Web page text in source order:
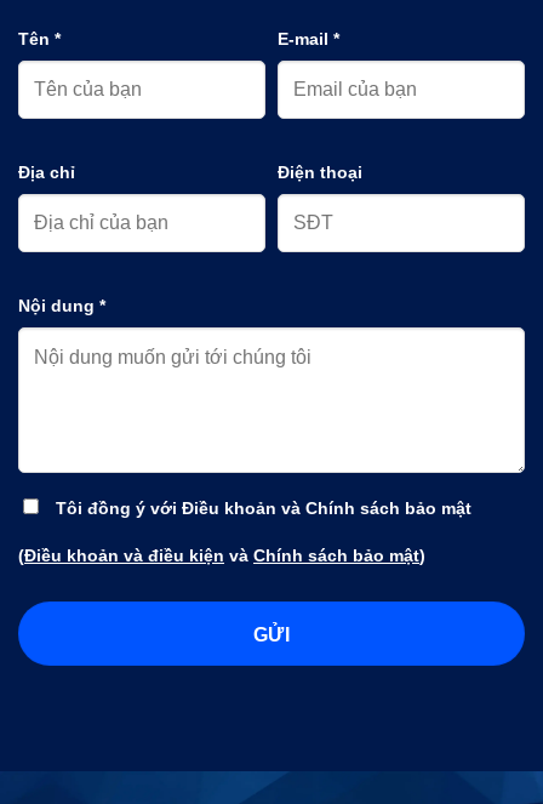
Tên * E-mail *
Địa chỉ Điện thoại
Nội dung *
Tôi đồng ý với Điều khoản và Chính sách bảo mật
(Điều khoản và điều kiện và Chính sách bảo mật)